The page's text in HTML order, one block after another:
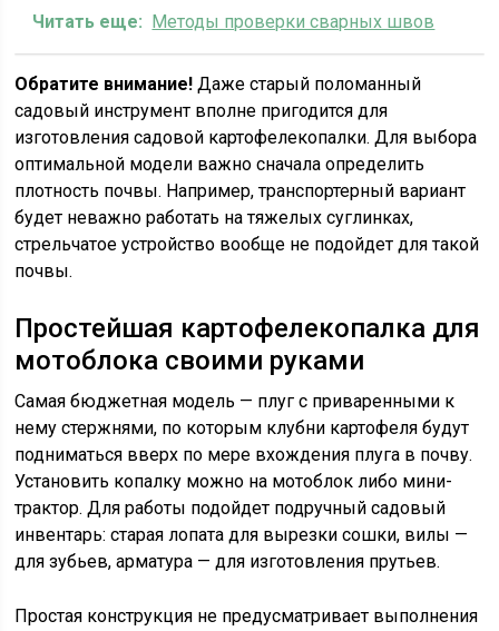
Читать еще: Методы проверки сварных швов
Обратите внимание! Даже старый поломанный
садовый инструмент вполне пригодится для
изготовления садовой картофелекопалки. Для выбора
оптимальной модели важно сначала определить
плотность почвы. Например, транспортерный вариант
будет неважно работать на тяжелых суглинках,
стрельчатое устройство вообще не подойдет для такой
почвы.
Простейшая картофелекопалка для
мотоблока своими руками
Самая бюджетная модель — плуг с приваренными к
нему стержнями, по которым клубни картофеля будут
подниматься вверх по мере вхождения плуга в почву.
Установить копалку можно на мотоблок либо мини-
трактор. Для работы подойдет подручный садовый
инвентарь: старая лопата для вырезки сошки, вилы —
для зубьев, арматура — для изготовления прутьев.
Простая конструкция не предусматривает выполнения